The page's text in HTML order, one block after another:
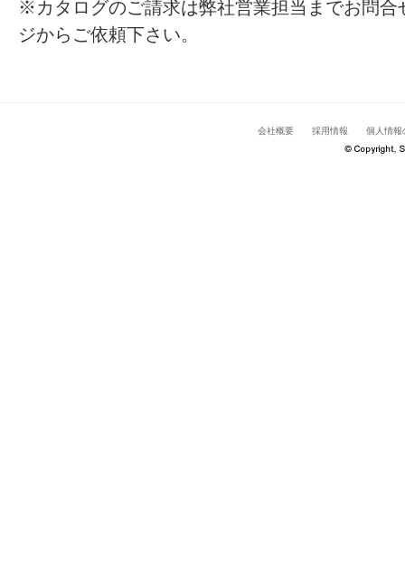
※カタログのご請求は弊社営業担当までお問
ジからご依頼下さい。
会社概要 採用情報 個人情報